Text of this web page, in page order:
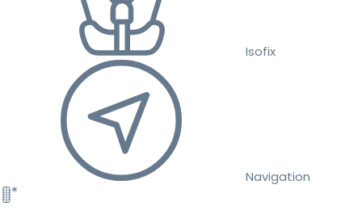
Isofix
Navigation